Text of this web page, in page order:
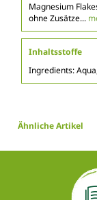
Magnesium
ohne Zusätze...
Inhaltsstoffe
Ingredients:
Ähnliche Artikel